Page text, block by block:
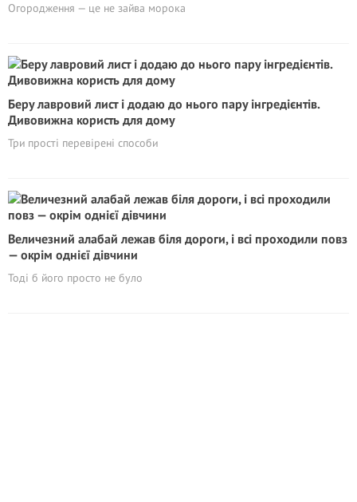
Огородження — це не зайва морока
Беру лавровий лист і додаю до нього пару інгредієнтів.
Дивовижна користь для дому
Три прості перевірені способи
Величезний алабай лежав біля дороги, і всі проходили повз
— окрім однієї дівчини
Тоді б його просто не було